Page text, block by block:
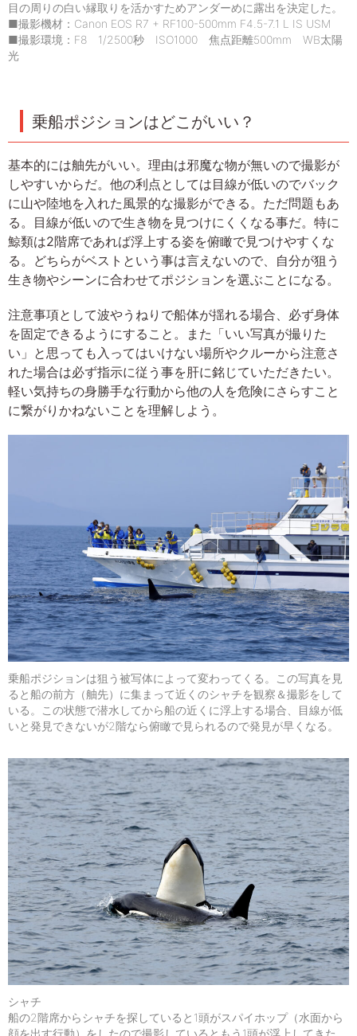
目の周りの白い縁取りを活かすためアンダーめに露出を決定した。
■撮影機材：Canon EOS R7 + RF100-500mm F4.5-7.1 L IS USM
■撮影環境：F8 1/2500秒 ISO1000 焦点距離500mm WB太陽
光
乗船ポジションはどこがいい？
基本的には舳先がいい。理由は邪魔な物が無いので撮影が
しやすいからだ。他の利点としては目線が低いのでバック
に山や陸地を入れた風景的な撮影ができる。ただ問題もあ
る。目線が低いので生き物を見つけにくくなる事だ。特に
鯨類は2階席であれば浮上する姿を俯瞰で見つけやすくな
る。どちらがベストという事は言えないので、自分が狙う
生き物やシーンに合わせてポジションを選ぶことになる。
注意事項として波やうねりで船体が揺れる場合、必ず身体
を固定できるようにすること。また「いい写真が撮りた
い」と思っても入ってはいけない場所やクルーから注意さ
れた場合は必ず指示に従う事を肝に銘じていただきたい。
軽い気持ちの身勝手な行動から他の人を危険にさらすこと
に繋がりかねないことを理解しよう。
乗船ポジションは狙う被写体によって変わってくる。この写真を見
ると船の前方（舳先）に集まって近くのシャチを観察＆撮影をして
いる。この状態で潜水してから船の近くに浮上する場合、目線が低
いと発見できないが2階なら俯瞰で見られるので発見が早くなる。
シャチ
船の2階席からシャチを探していると1頭がスパイホップ（水面から